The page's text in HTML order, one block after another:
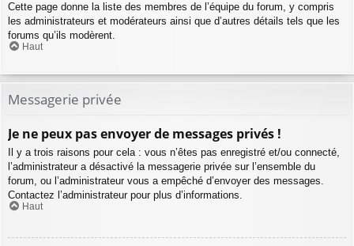
Cette page donne la liste des membres de l’équipe du forum, y compris
les administrateurs et modérateurs ainsi que d’autres détails tels que les
forums qu’ils modèrent.
Haut
Messagerie privée
Je ne peux pas envoyer de messages privés !
Il y a trois raisons pour cela : vous n’êtes pas enregistré et/ou connecté,
l’administrateur a désactivé la messagerie privée sur l’ensemble du
forum, ou l’administrateur vous a empêché d’envoyer des messages.
Contactez l’administrateur pour plus d’informations.
Haut